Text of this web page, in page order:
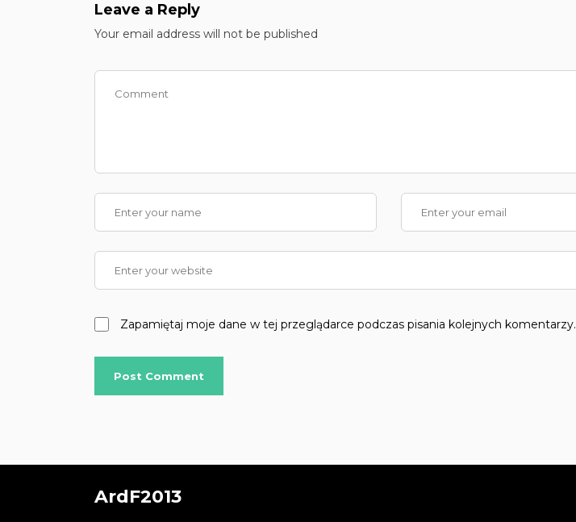
Leave a Reply
Your email address will not be published
Zapamiętaj moje dane w tej przeglądarce podczas pisania kolejnych komentarzy.
ArdF2013